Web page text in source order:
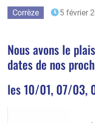
Corrèze 5 février
Nous avons le
dates de nos
les 10/01, 07/